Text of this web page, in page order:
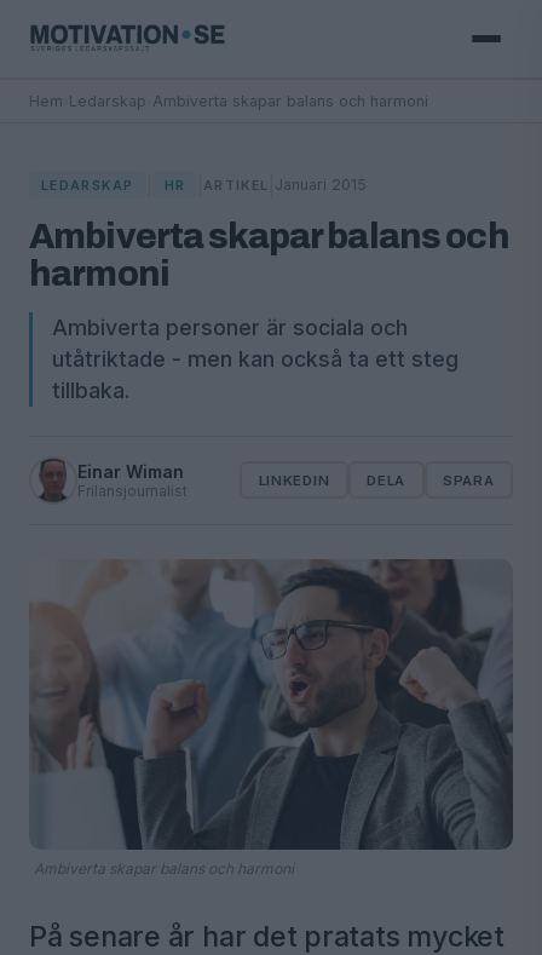
Hem Ledarskap Ambiverta skapar balans och harmoni
LEDARSKAP HR ARTIKEL Januari 2015
Ambiverta skapar balans och
harmoni
Ambiverta personer är sociala och
utåtriktade - men kan också ta ett steg
tillbaka.
Einar Wiman
Frilansjournalist
LINKEDIN DELA SPARA
Ambiverta skapar balans och harmoni
På senare år har det pratats mycket